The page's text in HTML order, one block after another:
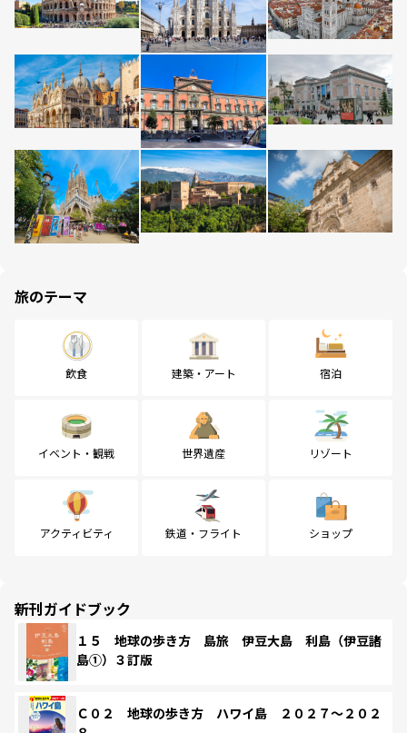
旅のテーマ
飲食 建築・アート 宿泊
イベント・観戦 世界遺産 リゾート
アクティビティ 鉄道・フライト ショップ
新刊ガイドブック
１５ 地球の歩き方 島旅 伊豆大島 利島（伊豆諸
島①）３訂版
Ｃ０２ 地球の歩き方 ハワイ島 ２０２７～２０２